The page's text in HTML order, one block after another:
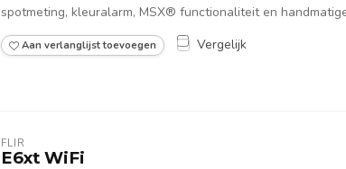
spotmeting, kleuralarm, MSX® functionaliteit en
Aan verlanglijst toevoegen Vergelijk
FLIR
E6xt WiFi